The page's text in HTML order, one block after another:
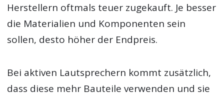
Herstellern oftmals teuer zugekauft. Je besser
die Materialien und Komponenten sein
sollen, desto höher der Endpreis.
Bei aktiven Lautsprechern kommt zusätzlich,
dass diese mehr Bauteile verwenden und sie